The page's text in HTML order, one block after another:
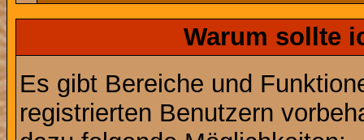
Warum sollte
Es gibt Bereiche und
registrierten Benutzern